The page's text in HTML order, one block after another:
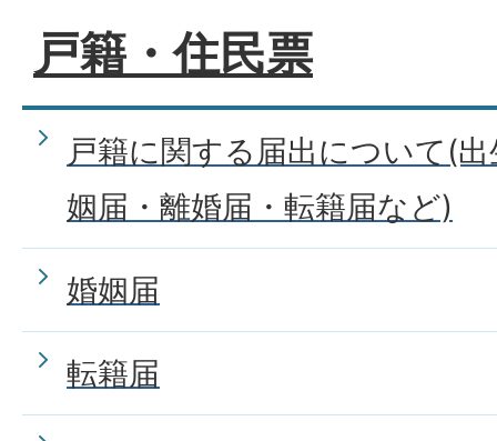
戸籍・住民票
戸籍に関する届出について(
姻届・離婚届・転籍届など)
婚姻届
転籍届